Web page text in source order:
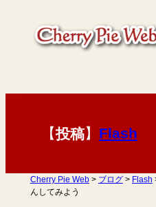
ッ
【投稿】 Flash
Cherry Pie Web> ブログ> Flash
んしてみよう